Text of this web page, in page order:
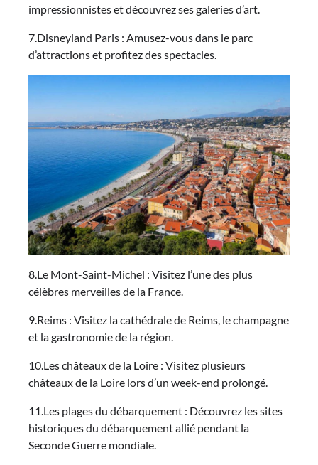
impressionnistes et découvrez ses galeries d’art.
7.Disneyland Paris : Amusez-vous dans le parc
d’attractions et profitez des spectacles.
8.Le Mont-Saint-Michel : Visitez l’une des plus
célèbres merveilles de la France.
9.Reims : Visitez la cathédrale de Reims, le champagne
et la gastronomie de la région.
10.Les châteaux de la Loire : Visitez plusieurs
châteaux de la Loire lors d’un week-end prolongé.
11.Les plages du débarquement : Découvrez les sites
historiques du débarquement allié pendant la
Seconde Guerre mondiale.